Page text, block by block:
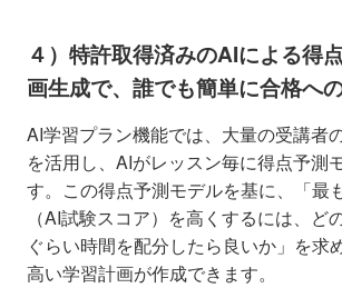
４） 特許取得済みのAIによる得
画生成で、誰でも簡単に合格へ
AI学習プラン機能では、大量の受講者
を活用し、AIがレッスン毎に得点予測
す。この得点予測モデルを基に、「最
（AI試験スコア）を高くするには、ど
ぐらい時間を配分したら良いか」を求
高い学習計画が作成できます。